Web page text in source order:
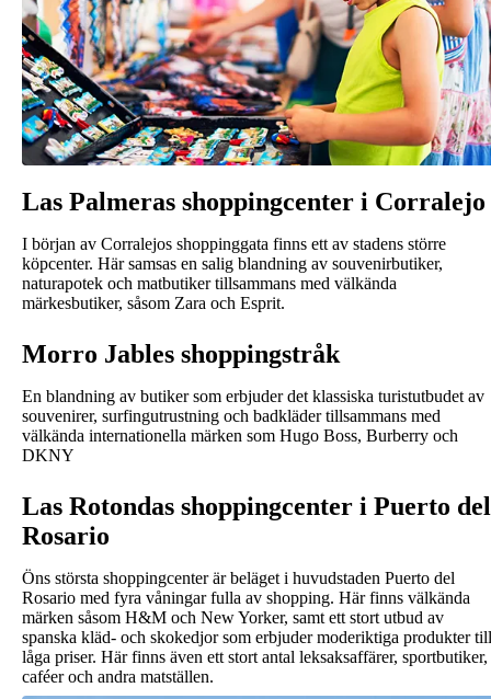
Las Palmeras shoppingcenter i Corralejo
I början av Corralejos shoppinggata finns ett av stadens större
köpcenter. Här samsas en salig blandning av souvenirbutiker,
naturapotek och matbutiker tillsammans med välkända
märkesbutiker, såsom Zara och Esprit.
Morro Jables shoppingstråk
En blandning av butiker som erbjuder det klassiska turistutbudet av
souvenirer, surfingutrustning och badkläder tillsammans med
välkända internationella märken som Hugo Boss, Burberry och
DKNY
Las Rotondas shoppingcenter i Puerto del
Rosario
Öns största shoppingcenter är beläget i huvudstaden Puerto del
Rosario med fyra våningar fulla av shopping. Här finns välkända
märken såsom H&M och New Yorker, samt ett stort utbud av
spanska kläd- och skokedjor som erbjuder moderiktiga produkter till
låga priser. Här finns även ett stort antal leksaksaffärer, sportbutiker,
caféer och andra matställen.